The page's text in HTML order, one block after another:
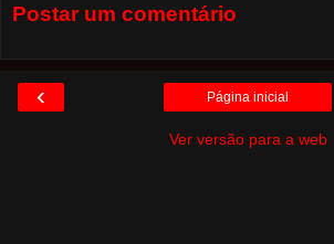
Postar um comentário
‹ Página inicial
Ver versão para a web